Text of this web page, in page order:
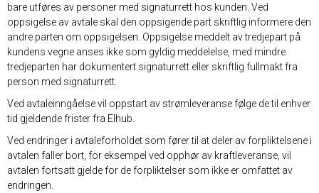
bare utføres av personer med signaturrett hos kunden. Ved
oppsigelse av avtale skal den oppsigende part skriftlig informere den
andre parten om oppsigelsen. Oppsigelse meddelt av tredjepart på
kundens vegne anses ikke som gyldig meddelelse, med mindre
tredjeparten har dokumentert signaturrett eller skriftlig fullmakt fra
person med signaturrett.
Ved avtaleinngåelse vil oppstart av strømleveranse følge de til enhver
tid gjeldende frister fra Elhub.
Ved endringer i avtaleforholdet som fører til at deler av forpliktelsene i
avtalen faller bort, for eksempel ved opphør av kraftleveranse, vil
avtalen fortsatt gjelde for de forpliktelser som ikke er omfattet av
endringen.